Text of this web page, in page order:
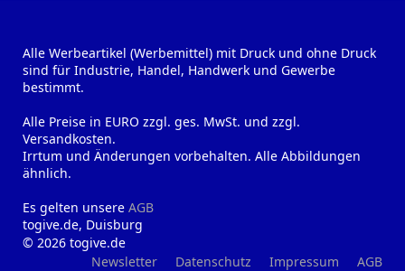
Alle Werbeartikel (Werbemittel) mit Druck und ohne Druck
sind für Industrie, Handel, Handwerk und Gewerbe
bestimmt.
Alle Preise in EURO zzgl. ges. MwSt. und zzgl.
Versandkosten.
Irrtum und Änderungen vorbehalten. Alle Abbildungen
ähnlich.
Es gelten unsere AGB
togive.de, Duisburg
© 2026 togive.de
Newsletter
Datenschutz Impressum
AGB